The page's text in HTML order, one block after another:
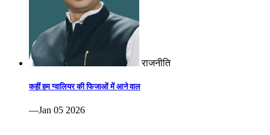
राजनीति
कहीं हम ग्वालियर की फिजाओं में आने वाल
—Jan 05 2026